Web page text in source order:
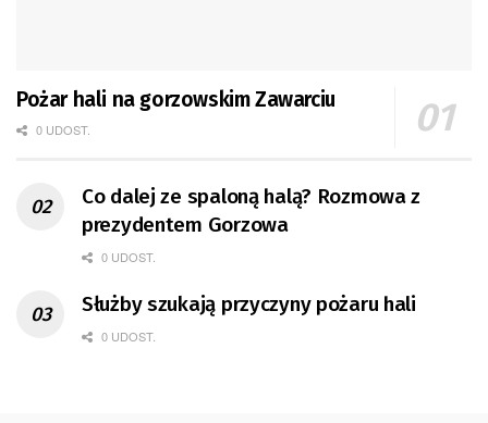
Pożar hali na gorzowskim Zawarciu
0 UDOST.
Co dalej ze spaloną halą? Rozmowa z
prezydentem Gorzowa
0 UDOST.
Służby szukają przyczyny pożaru hali
0 UDOST.